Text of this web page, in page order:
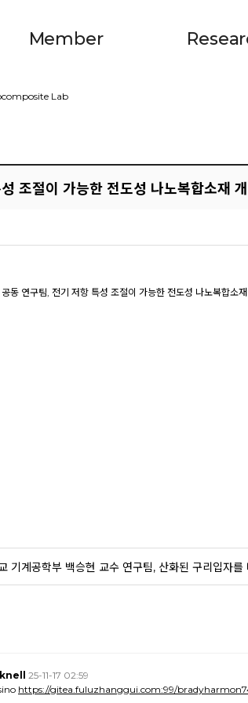
Member
Lab
조절이 가능한 전도성 나노복합소재
동 연구팀, 전기 저항 특성 조절이 가능한 전도성 나노복합소
기계공학부 백승현 교수 연구팀, 산화된 구리입자
25-11-17 02:59
https://gitea.fuluzhanggui.com:99/